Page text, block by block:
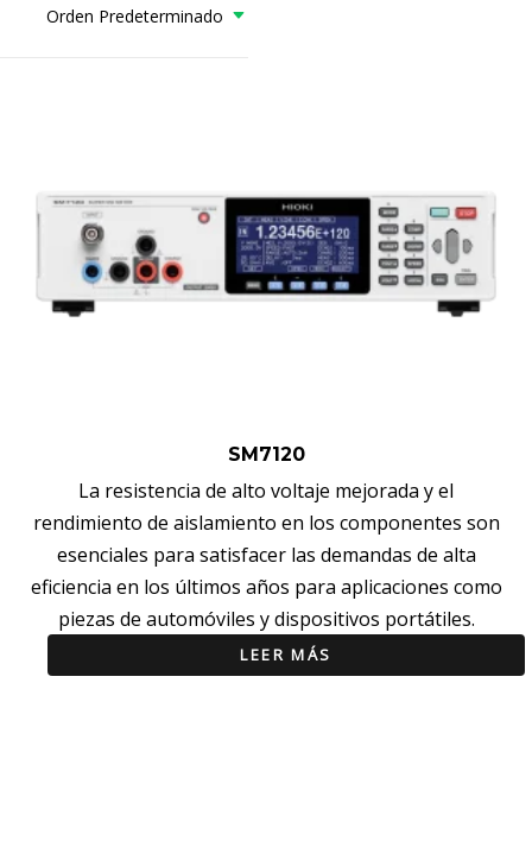
Orden Predeterminado
SM7120
La resistencia de alto voltaje mejorada y el
rendimiento de aislamiento en los componentes son
esenciales para satisfacer las demandas de alta
eficiencia en los últimos años para aplicaciones como
piezas de automóviles y dispositivos portátiles.
LEER MÁS